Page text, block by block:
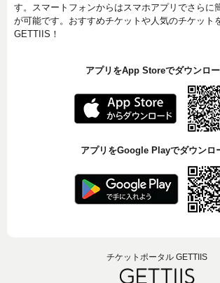
す。スマートフォンからはスマホアプリでさらに
が可能です。おすすめチケットや人気のチケット
GETTIIS！
アプリをApp Storeでダウンロ
アプリをGoogle Playでダウンロ
チケットポータル GETTIIS